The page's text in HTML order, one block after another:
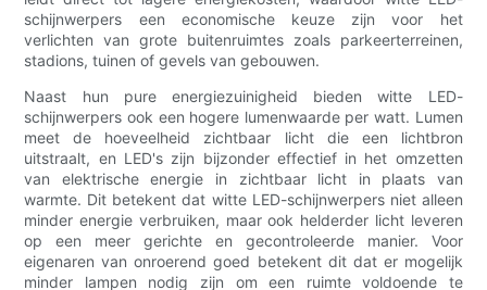
schijnwerpers een economische keuze zijn voor het
verlichten van grote buitenruimtes zoals parkeerterreinen,
stadions, tuinen of gevels van gebouwen.
Naast hun pure energiezuinigheid bieden witte LED-
schijnwerpers ook een hogere lumenwaarde per watt. Lumen
meet de hoeveelheid zichtbaar licht die een lichtbron
uitstraalt, en LED's zijn bijzonder effectief in het omzetten
van elektrische energie in zichtbaar licht in plaats van
warmte. Dit betekent dat witte LED-schijnwerpers niet alleen
minder energie verbruiken, maar ook helderder licht leveren
op een meer gerichte en gecontroleerde manier. Voor
eigenaren van onroerend goed betekent dit dat er mogelijk
minder lampen nodig zijn om een ​​ruimte voldoende te